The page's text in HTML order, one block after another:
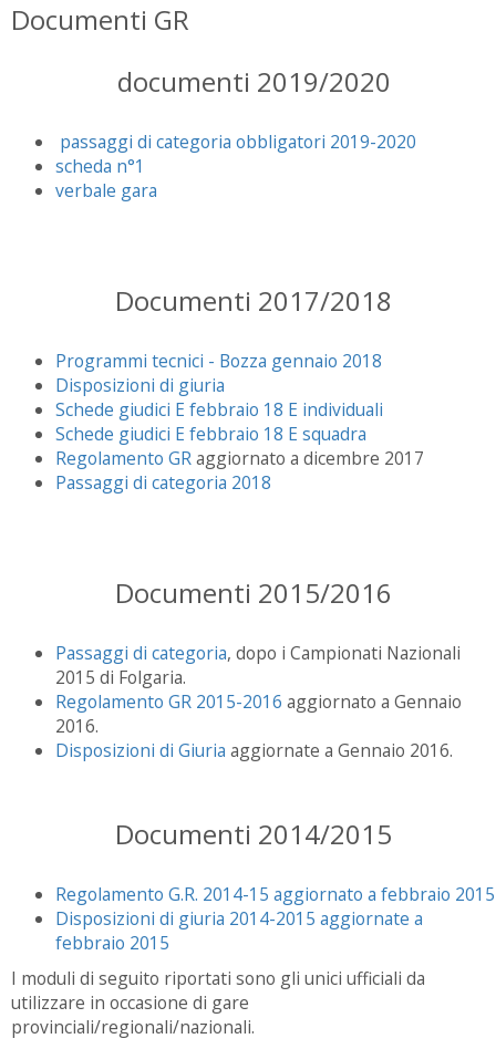
Documenti GR
documenti 2019/2020
passaggi di categoria obbligatori 2019-2020
scheda n°1
verbale gara
Documenti 2017/2018
Programmi tecnici - Bozza gennaio 2018
Disposizioni di giuria
Schede giudici E febbraio 18 E individuali
Schede giudici E febbraio 18 E squadra
Regolamento GRaggiornato a dicembre 2017
Passaggi di categoria 2018
Documenti 2015/2016
Passaggi di categoria, dopo i Campionati Nazionali
2015 di Folgaria.
Regolamento GR 2015-2016 aggiornato a Gennaio
2016.
Disposizioni di Giuria aggiornate a Gennaio 2016.
Documenti 2014/2015
Regolamento G.R. 2014-15 aggiornato a febbraio 2015
Disposizioni di giuria 2014-2015 aggiornate a
febbraio 2015
I moduli di seguito riportati sono gli unici ufficiali da
utilizzare in occasione di gare
provinciali/regionali/nazionali.